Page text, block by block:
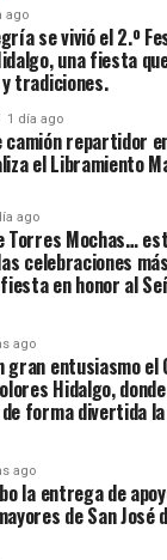
ago
se vivió el 2.º
una fiesta
tradiciones.
1 día ago
camión repartidor
el Libramiento
ago
Torres Mochas…
celebraciones
en honor al
ago
gran entusiasmo el
Hidalgo,
forma divertida
ago
la entrega de
de San José